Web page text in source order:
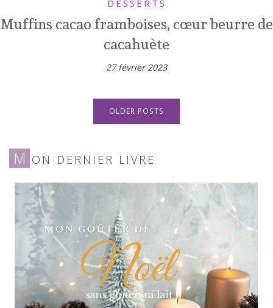
DESSERTS
Muffins cacao framboises, cœur beurre de
cacahuète
27 février 2023
OLDER POSTS
M ON DERNIER LIVRE